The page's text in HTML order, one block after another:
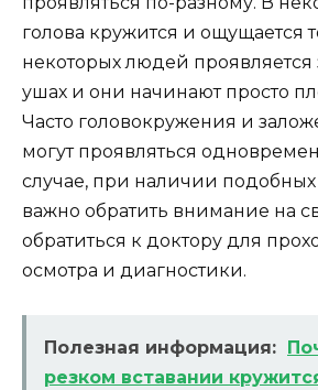
голова кружится и ощущается
некоторых людей проявляется
ушах и они начинают просто
Часто головокружения и
могут проявляться
случае, при наличии
важно обратить внимание на
обратиться к доктору для
осмотра и диагностики.
Полезная информация:
резком вставании